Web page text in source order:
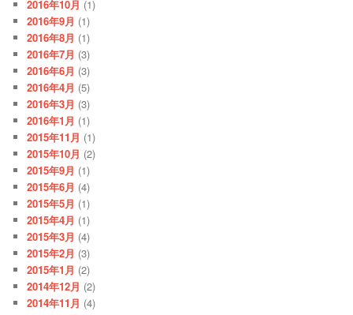
2016年10月 (1)
2016年9月 (1)
2016年8月 (1)
2016年7月 (3)
2016年6月 (3)
2016年4月 (5)
2016年3月 (3)
2016年1月 (1)
2015年11月 (1)
2015年10月 (2)
2015年9月 (1)
2015年6月 (4)
2015年5月 (1)
2015年4月 (1)
2015年3月 (4)
2015年2月 (3)
2015年1月 (2)
2014年12月 (2)
2014年11月 (4)